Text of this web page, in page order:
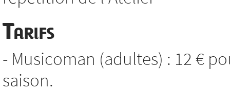
Tarifs
- Musicoman (adultes) : 12 €
saison.